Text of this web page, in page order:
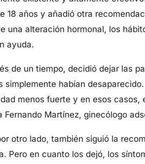
18 años y añadió otra
una alteración hormonal, los
ayuda.
de un tiempo, decidió dejar las
simplemente habían
menos fuerte y en esos casos,
Fernando Martínez, ginecólogo
otro lado, también siguió la
Pero en cuanto los dejó, los